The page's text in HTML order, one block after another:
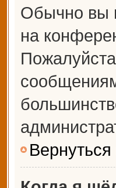
Обычно вы
на